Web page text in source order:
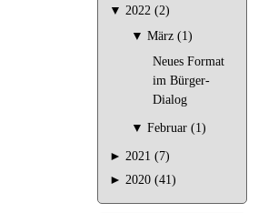
▼ 2022 (2)
▼ März (1)
Neues Format
im Bürger-
Dialog
▼ Februar (1)
► 2021 (7)
► 2020 (41)